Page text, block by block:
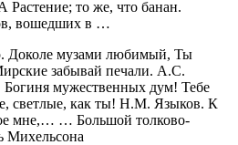
то же, что банан.
вошедших в …
Доколе музами любимый, Ты
забывай печали. А.С.
мужественных дум! Тебе
светлые, как ты! Н.М. Языков. К
мне,… … Большой толково-
Михельсона